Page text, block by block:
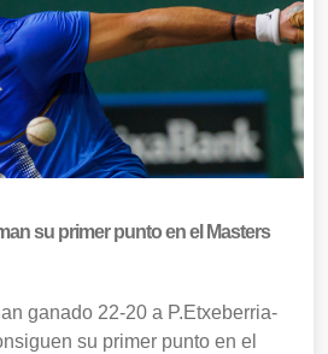
su primer punto en el Masters
ganado 22-20 a P.Etxeberria-
su primer punto en el